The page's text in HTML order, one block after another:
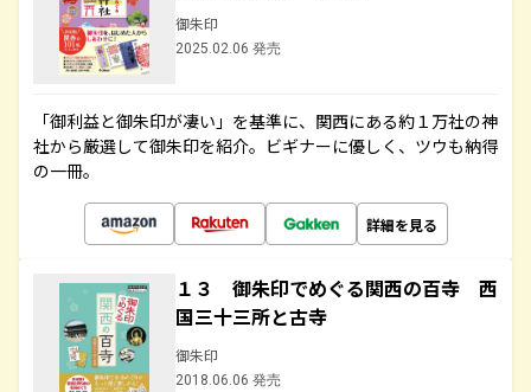
御朱印
2025.02.06 発売
「御利益と御朱印が凄い」を基準に、関西にある約１万社の神
社から厳選して御朱印を紹介。ビギナーに優しく、ツウも納得
の一冊。
詳細を見る
１３ 御朱印でめぐる関西の百寺 西
国三十三所と古寺
御朱印
2018.06.06 発売